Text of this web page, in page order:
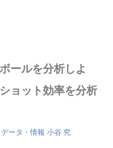
ールを分析しよ
ョット効率を分析
データ・情報 小谷 究